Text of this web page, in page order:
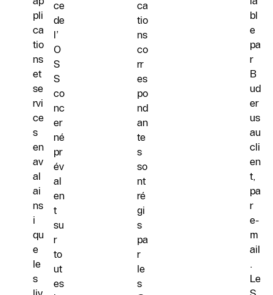
pli
ca
tio
ns
et
se
rvi
ce
s
en
av
al
ai
ns
i
qu
e
le
s
ce
de
l’
O
S
S
co
nc
er
né
pr
év
al
en
t
su
r
to
ut
es
ca
tio
ns
co
rr
es
po
nd
an
te
s
so
nt
ré
gi
s
pa
r
le
s
bl
e
pa
r
B
ud
er
us
au
cli
en
t,
pa
r
e-
m
ail
.
Le